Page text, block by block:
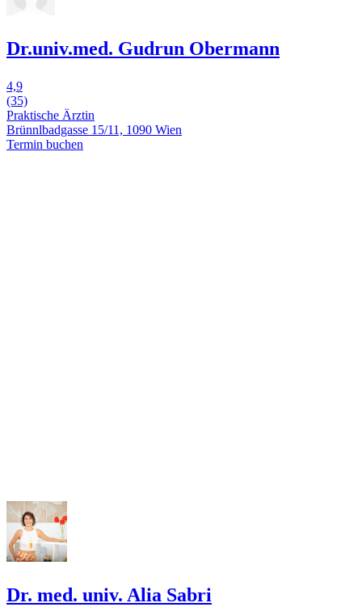
Dr.univ.med. Gudrun Obermann
4,9
(35)
Praktische Ärztin
Brünnlbadgasse 15/11, 1090 Wien
Termin buchen
Dr. med. univ. Alia Sabri